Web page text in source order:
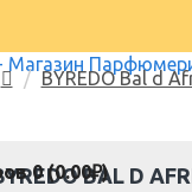
0 (0.00₽)
BYREDO Bal d
BAL D